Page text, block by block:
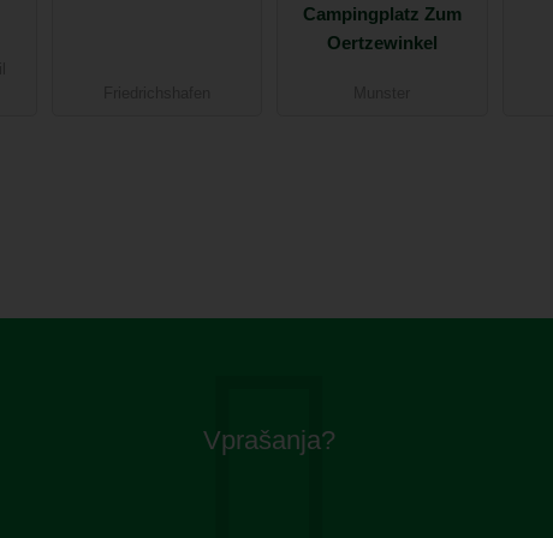
Campingplatz Zum
Oertzewinkel
Vprašanja?